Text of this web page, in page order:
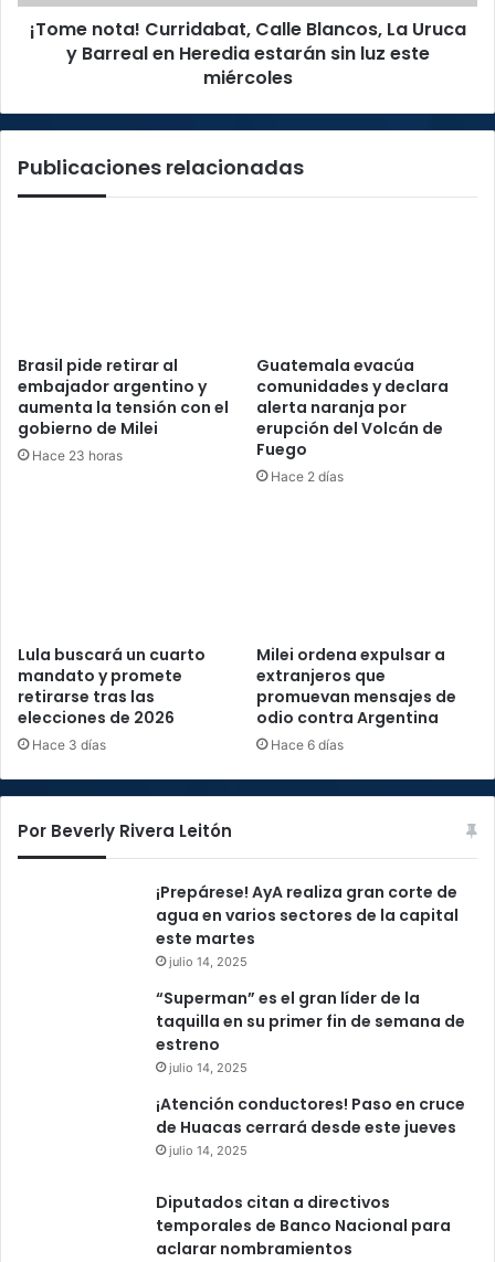
en
Heredia
luz
miércoles
¡Tome nota! Curridabat, Calle Blancos, La Uruca
y Barreal en Heredia estarán sin luz este
miércoles
Publicaciones relacionadas
Brasil pide retirar al
embajador argentino y
aumenta la tensión con el
gobierno de Milei
Hace 23 horas
Guatemala evacúa
comunidades y declara
alerta naranja por
erupción del Volcán de
Fuego
Hace 2 días
Lula buscará un cuarto
mandato y promete
retirarse tras las
elecciones de 2026
Hace 3 días
Milei ordena expulsar a
extranjeros que
promuevan mensajes de
odio contra Argentina
Hace 6 días
Por Beverly Rivera Leitón
¡Prepárese! AyA realiza gran corte de
agua en varios sectores de la capital
este martes
julio 14, 2025
“Superman” es el gran líder de la
taquilla en su primer fin de semana de
estreno
julio 14, 2025
¡Atención conductores! Paso en cruce
de Huacas cerrará desde este jueves
julio 14, 2025
Diputados citan a directivos
temporales de Banco Nacional para
aclarar nombramientos